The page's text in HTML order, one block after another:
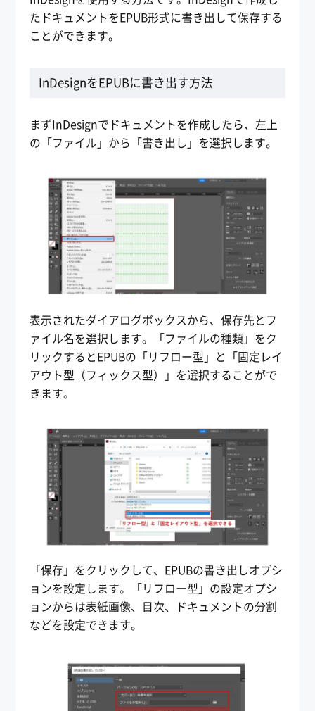
たドキュメントをEPUB形式に書き出して保存する
ことができます。
InDesignをEPUBに書き出す方法
まずInDesignでドキュメントを作成したら、左上
の「ファイル」から「書き出し」を選択します。
表示されたダイアログボックスから、保存先とフ
ァイル名を選択します。「ファイルの種類」をク
リックするとEPUBの「リフロー型」と「固定レイ
アウト型（フィックス型）」を選択することがで
きます。
「保存」をクリックして、EPUBの書き出しオプシ
ョンを設定します。「リフロー型」の設定オプシ
ョンからは表紙画像、目次、ドキュメントの分割
などを設定できます。